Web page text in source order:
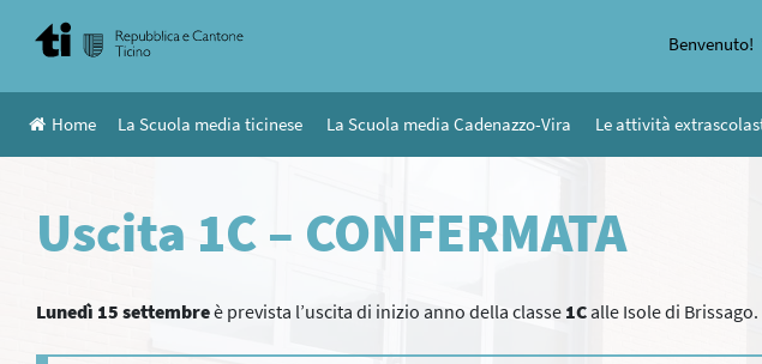
content
Benvenuto!
Home La Scuola media ticinese La Scuola media Cadenazzo-Vira Le attività
Uscita 1C – CONFERMATA
Lunedì 15 settembreè prevista l’uscita di inizio anno della classe 1Calle Isole di Brissago.